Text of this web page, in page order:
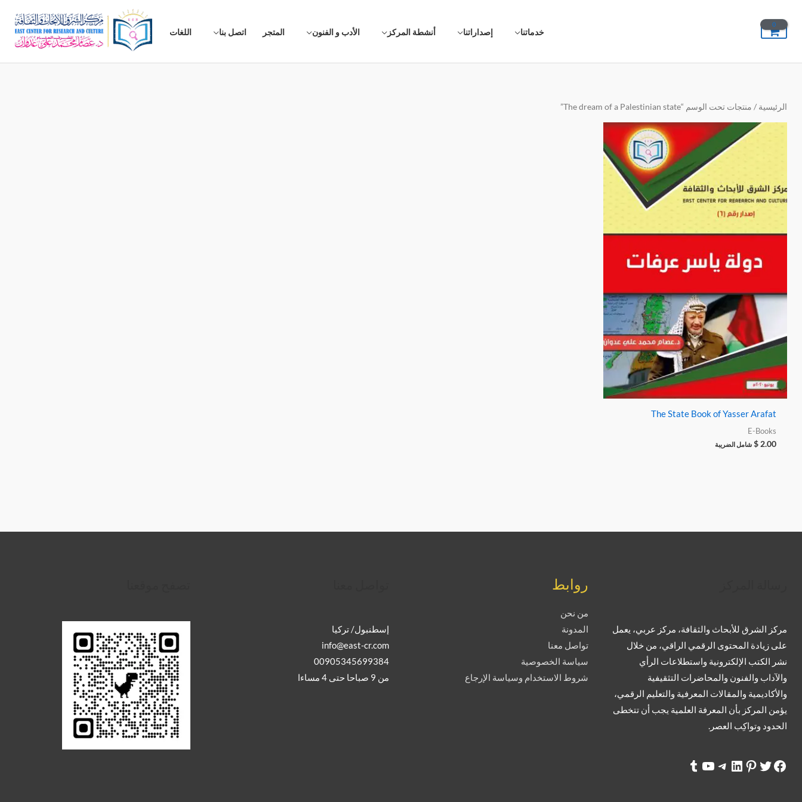
المحتوى
خدماتنا إصداراتنا أنشطة المركز الأدب و الفنون المتجر اتصل بنا اللغات
الرئيسية / منتجات تحت الوسم “The dream of a Palestinian state”
The State Book of Yasser Arafat
E-Books
$2.00 شامل الضريبة
مركز الشرق للأبحاث والثقافة، مركز عربي، يعمل
على زيادة المحتوى الرقمي الراقي، من خلال
نشر الكتب الإلكترونية واستطلاعات الرأي
والآداب والفنون والمحاضرات التثقيفية
والأكاديمية والمقالات المعرفية والتعليم الرقمي،
يؤمن المركز بأن المعرفة العلمية يجب أن تتخطى
الحدود وتواكِب العصر.
روابط
من نحن
المدونة
تواصل معنا
سياسة الخصوصية
شروط الاستخدام وسياسة الإرجاع
إسطنبول/ تركيا
info@east-cr.com
00905345699384
من 9 صباحا حتى 4 مساءا